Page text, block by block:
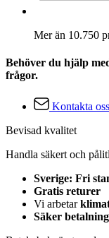
Mer än 10.750
Behöver du hjälp
frågor.
Kontakta oss
Bevisad kvalitet
Handla säkert och
Sverige: Fri
Gratis returer
Vi arbetar
Säker betalning